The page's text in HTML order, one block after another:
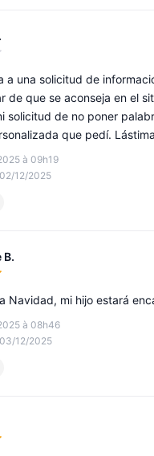
à 09h19
12/2025
a una solicitud de
de que se aconseja en el
solicitud de no poner
que pedí.
B.
à 08h46
12/2025
Navidad, mi hijo estará